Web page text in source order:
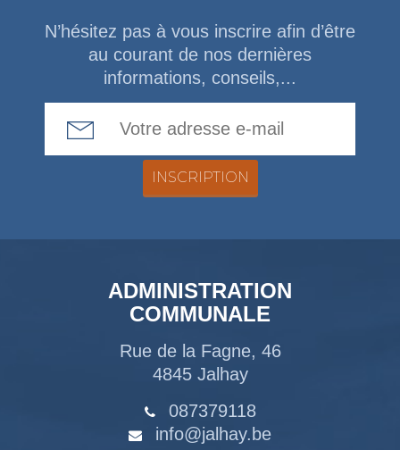
N’hésitez pas à vous inscrire afin d’être
au courant de nos dernières
informations, conseils,...
ADMINISTRATION
COMMUNALE
Rue de la Fagne, 46
4845 Jalhay
087379118
info@jalhay.be